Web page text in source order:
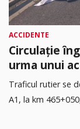
ACCIDENTE
Circulație
urma unui
Traficul rutier se
A1, la km